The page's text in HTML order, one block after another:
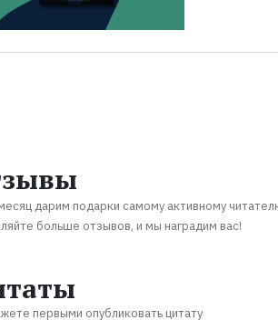
дарим подарки самому активному
больше отзывов, и мы наградим вас!
первыми опубликовать цитату